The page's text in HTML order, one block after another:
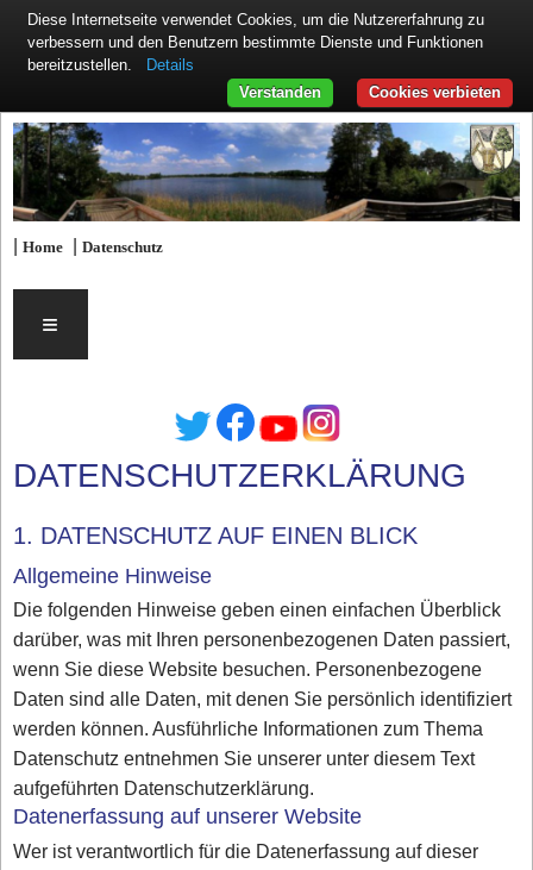
|Home |Datenschutz
≡
DATENSCHUTZERKLÄRUNG
1. DATENSCHUTZ AUF EINEN BLICK
Allgemeine Hinweise
Die folgenden Hinweise geben einen einfachen Überblick
darüber, was mit Ihren personenbezogenen Daten passiert,
wenn Sie diese Website besuchen. Personenbezogene
Daten sind alle Daten, mit denen Sie persönlich identifiziert
werden können. Ausführliche Informationen zum Thema
Datenschutz entnehmen Sie unserer unter diesem Text
aufgeführten Datenschutzerklärung.
Datenerfassung auf unserer Website
Wer ist verantwortlich für die Datenerfassung auf dieser
Diese Internetseite verwendet Cookies, um die Nutzererfahrung zu
verbessern und den Benutzern bestimmte Dienste und Funktionen
bereitzustellen.
Details
Cookies verbieten
Verstanden